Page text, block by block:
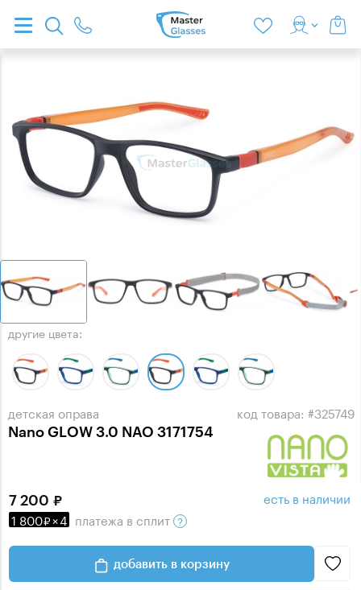
детская оправа
Nano GLOW 3.0 NAO 3171754
код товара: #325749
другие цвета:
7 200
1 800 ×4 платежа в сплит
есть в наличии
добавить в корзину